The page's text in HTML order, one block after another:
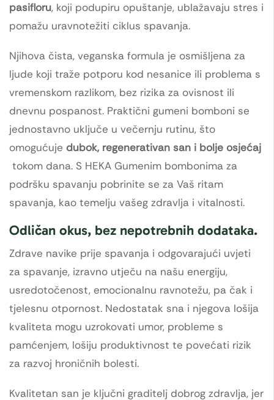
pasifloru, koji podupiru opuštanje, ublažavaju stres i
pomažu uravnotežiti ciklus spavanja.
Njihova čista, veganska formula je osmišljena za
ljude koji traže potporu kod nesanice ili problema s
vremenskom razlikom, bez rizika za ovisnost ili
dnevnu pospanost. Praktični gumeni bomboni se
jednostavno uključe u večernju rutinu, što
omogućuje dubok, regenerativan san i bolje osjećaj
tokom dana. S HEKA Gumenim bombonima za
podršku spavanju pobrinite se za Vaš ritam
spavanja, kao temelju vašeg zdravlja i vitalnosti.
Odličan okus, bez nepotrebnih dodataka.
Zdrave navike prije spavanja i odgovarajući uvjeti
za spavanje, izravno utječu na našu energiju,
usredotočenost, emocionalnu ravnotežu, pa čak i
tjelesnu otpornost. Nedostatak sna i njegova lošija
kvaliteta mogu uzrokovati umor, probleme s
pamćenjem, lošiju produktivnost te povećati rizik
za razvoj hroničnih bolesti.
Kvalitetan san je ključni graditelj dobrog zdravlja, jer